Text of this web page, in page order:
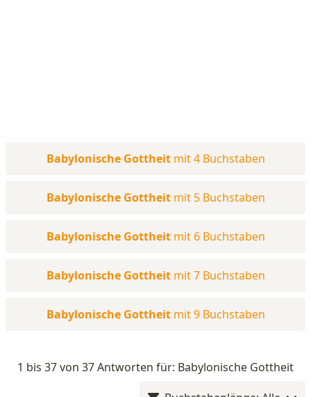
Babylonische Gottheit mit 4 Buchstaben
Babylonische Gottheit mit 5 Buchstaben
Babylonische Gottheit mit 6 Buchstaben
Babylonische Gottheit mit 7 Buchstaben
Babylonische Gottheit mit 9 Buchstaben
1 bis 37 von 37 Antworten für: Babylonische Gottheit